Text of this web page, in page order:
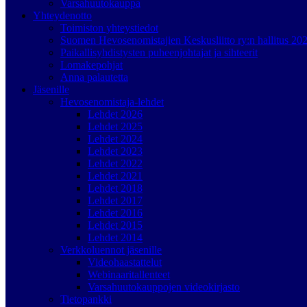
Varsahuutokauppa
Yhteydenotto
Toimiston yhteystiedot
Suomen Hevosenomistajien Keskusliitto ry:n hallitus
Paikallisyhdistysten puheenjohtajat ja sihteerit
Lomakepohjat
Anna palautetta
Jäsenille
Hevosenomistaja-lehdet
Lehdet 2026
Lehdet 2025
Lehdet 2024
Lehdet 2023
Lehdet 2022
Lehdet 2021
Lehdet 2018
Lehdet 2017
Lehdet 2016
Lehdet 2015
Lehdet 2014
Verkkoluennot jäsenille
Videohaastattelut
Webinaaritallenteet
Varsahuutokauppojen videokirjasto
Tietopankki